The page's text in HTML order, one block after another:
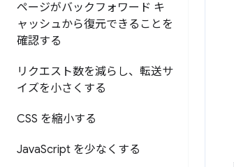
ページがバックフォワード キ
ャッシュから復元できることを
確認する
リクエスト数を減らし、転送サ
イズを小さくする
CSS を縮小する
JavaScript を少なくする